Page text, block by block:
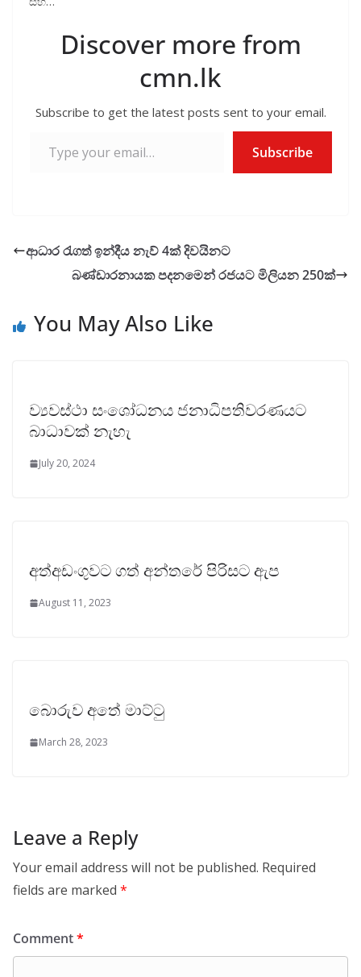
Discover more from
cmn.lk
Subscribe to get the latest posts sent to your email.
Subscribe
ආධාර රැගත් ඉන්දීය නැව් 4ක් දිවයිනට
බණ්ඩාරනායක පදනමෙන් රජයට මිලියන 250ක්
You May Also Like
ව්‍යවස්ථා සංශෝධනය ජනාධිපතිවරණයට
බාධාවක් නැහැ
July 20, 2024
අත්අඩංගුවට ගත් අන්තරේ පිරිසට ඇප
August 11, 2023
බොරුව අතේ මාට්ටු
March 28, 2023
Leave a Reply
Your email address will not be published. Required
fields are marked *
Comment*